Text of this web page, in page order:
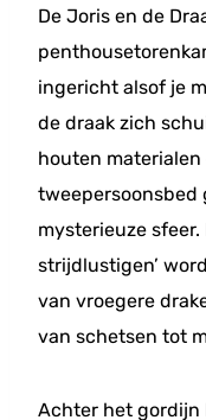
De Joris en de
ingericht alsof je
de draak zich
houten
tweepersoonsbed
mysterieuze sfeer.
strijdlustigen’
van vroegere
van schetsen tot
Achter het gordijn